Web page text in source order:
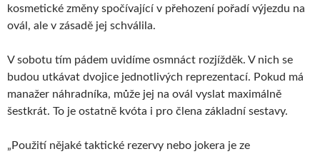
kosmetické změny spočívající v přehození pořadí výjezdu na
ovál, ale v zásadě jej schválila.
V sobotu tím pádem uvidíme osmnáct rozjížděk. V nich se
budou utkávat dvojice jednotlivých reprezentací. Pokud má
manažer náhradníka, může jej na ovál vyslat maximálně
šestkrát. To je ostatně kvóta i pro člena základní sestavy.
„Použití nějaké taktické rezervy nebo jokera je ze